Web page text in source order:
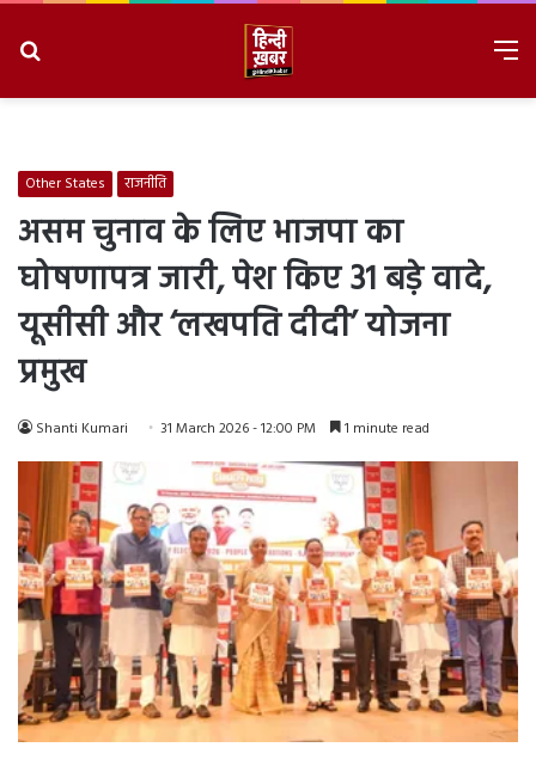
Other States राजनीति
असम चुनाव के लिए भाजपा का
घोषणापत्र जारी, पेश किए 31 बड़े वादे,
यूसीसी और ‘लखपति दीदी’ योजना
प्रमुख
Shanti Kumari 31 March 2026 - 12:00 PM 1 minute read